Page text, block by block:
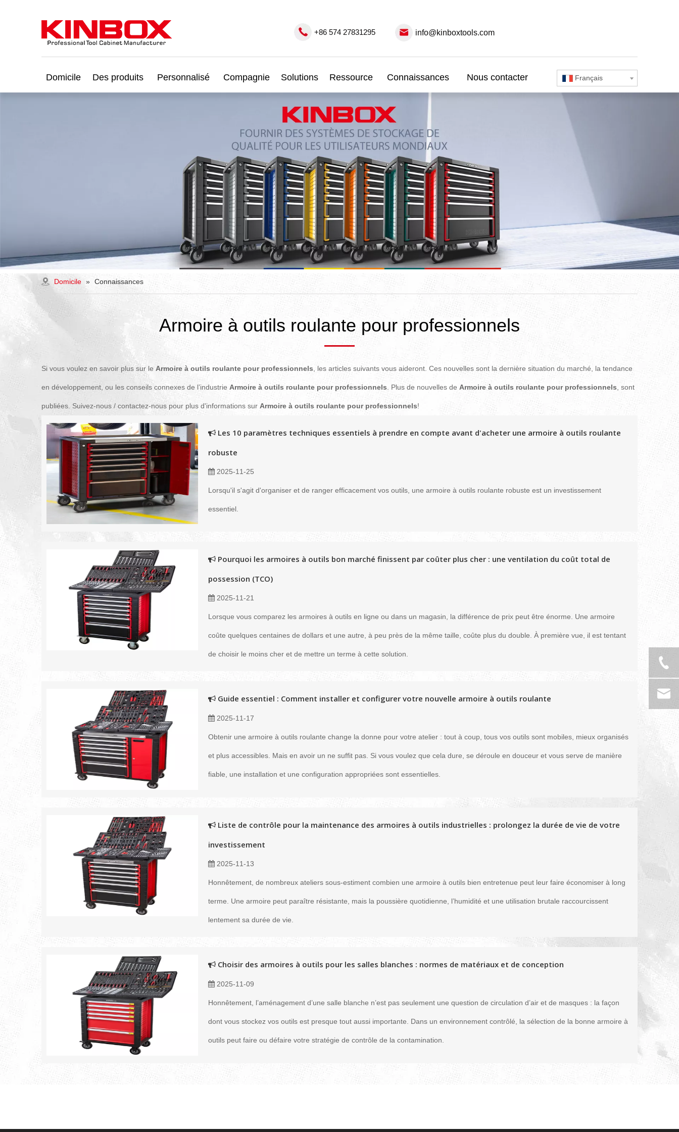
+86 574 27831295 info@kinboxtools.com
Domicile Des produits Personnalisé Compagnie Solutions Ressource Connaissances Nous contacter Français
Domicile » Connaissances
Armoire à outils roulante pour professionnels
Si vous voulez en savoir plus sur le Armoire à outils roulante pour professionnels , les articles suivants vous aideront. Ces nouvelles sont la dernière situation du marché, la tendance
en développement, ou les conseils connexes de l’industrie Armoire à outils roulante pour professionnels . Plus de nouvelles de Armoire à outils roulante pour professionnels , sont
publiées. Suivez-nous / contactez-nous pour plus d'informations sur Armoire à outils roulante pour professionnels!
Les 10 paramètres techniques essentiels à prendre en compte avant d'acheter une armoire à outils roulante
robuste
2025-11-25
Lorsqu'il s'agit d'organiser et de ranger efficacement vos outils, une armoire à outils roulante robuste est un investissement
essentiel.
Pourquoi les armoires à outils bon marché finissent par coûter plus cher : une ventilation du coût total de
possession (TCO)
2025-11-21
Lorsque vous comparez les armoires à outils en ligne ou dans un magasin, la différence de prix peut être énorme. Une armoire
coûte quelques centaines de dollars et une autre, à peu près de la même taille, coûte plus du double. À première vue, il est tentant
de choisir le moins cher et de mettre un terme à cette solution.
Guide essentiel : Comment installer et configurer votre nouvelle armoire à outils roulante
2025-11-17
Obtenir une armoire à outils roulante change la donne pour votre atelier : tout à coup, tous vos outils sont mobiles, mieux organisés
et plus accessibles. Mais en avoir un ne suffit pas. Si vous voulez que cela dure, se déroule en douceur et vous serve de manière
fiable, une installation et une configuration appropriées sont essentielles.
Liste de contrôle pour la maintenance des armoires à outils industrielles : prolongez la durée de vie de votre
investissement
2025-11-13
Honnêtement, de nombreux ateliers sous-estiment combien une armoire à outils bien entretenue peut leur faire économiser à long
terme. Une armoire peut paraître résistante, mais la poussière quotidienne, l’humidité et une utilisation brutale raccourcissent
lentement sa durée de vie.
Choisir des armoires à outils pour les salles blanches : normes de matériaux et de conception
2025-11-09
Honnêtement, l’aménagement d’une salle blanche n’est pas seulement une question de circulation d’air et de masques : la façon
dont vous stockez vos outils est presque tout aussi importante. Dans un environnement contrôlé, la sélection de la bonne armoire à
outils peut faire ou défaire votre stratégie de contrôle de la contamination.